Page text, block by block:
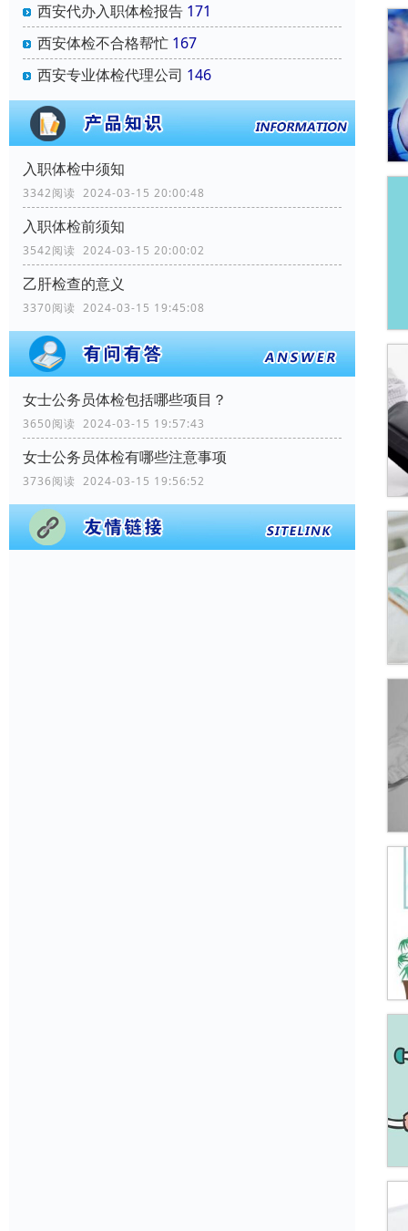
西安代办入职体检报告 171
西安体检不合格帮忙 167
西安专业体检代理公司 146
入职体检中须知
3342阅读 2024-03-15 20:00:48
入职体检前须知
3542阅读 2024-03-15 20:00:02
乙肝检查的意义
3370阅读 2024-03-15 19:45:08
女士公务员体检包括哪些项目？
3650阅读 2024-03-15 19:57:43
女士公务员体检有哪些注意事项
3736阅读 2024-03-15 19:56:52